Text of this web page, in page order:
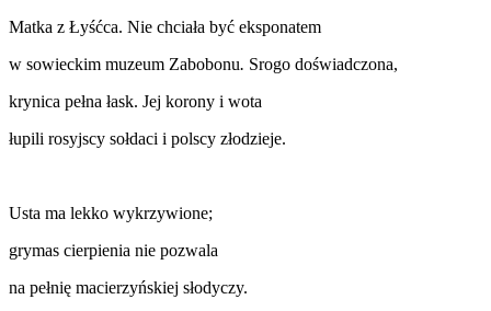
Matka z Łyśćca. Nie chciała być eksponatem
w sowieckim muzeum Zabobonu. Srogo doświadczona,
krynica pełna łask. Jej korony i wota
łupili rosyjscy sołdaci i polscy złodzieje.
Usta ma lekko wykrzywione;
grymas cierpienia nie pozwala
na pełnię macierzyńskiej słodyczy.